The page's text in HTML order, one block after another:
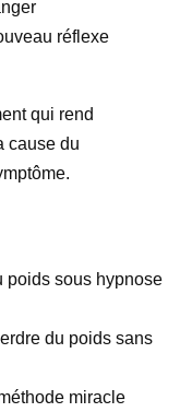
réflexe
qui rend
cause du
poids sous hypnose
du poids sans
miracle